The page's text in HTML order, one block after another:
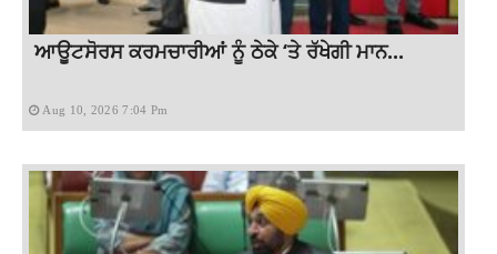
ਆਊਟਸੋਰਸ ਕਰਮਚਾਰੀਆਂ ਨੂੰ ਠੇਕੇ ‘ਤੇ ਰੱਖੇਗੀ ਮਾਨ...
Aug 10, 2026 7:04 Pm